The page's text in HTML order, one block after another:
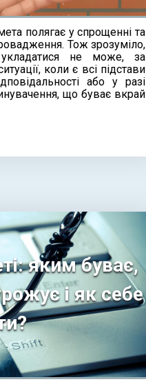
полягає у спрощенні та
Тож зрозуміло,
не може, за
коли є всі підстави
або у разі
що буває вкрай
яким буває,
і як себе